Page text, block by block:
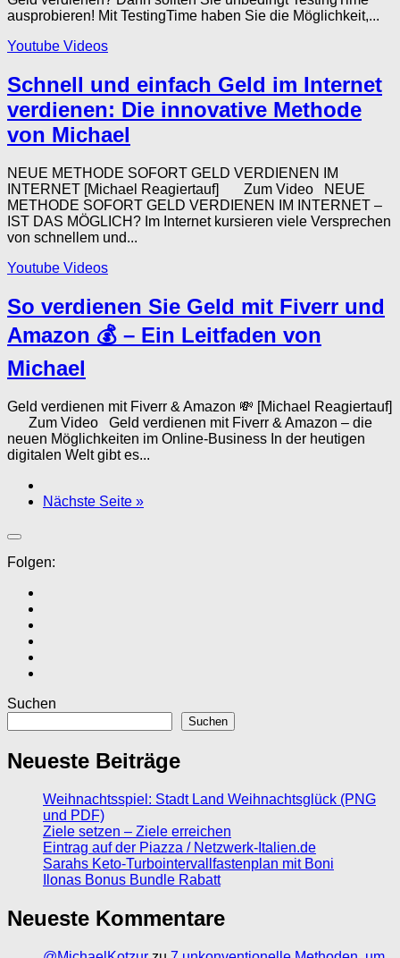
ausprobieren! Mit TestingTime haben Sie die Möglichkeit,...
Youtube Videos
Schnell und einfach Geld im Internet
verdienen: Die innovative Methode
von Michael
NEUE METHODE SOFORT GELD VERDIENEN IM
INTERNET [Michael Reagiertauf] Zum Video NEUE
METHODE SOFORT GELD VERDIENEN IM INTERNET –
IST DAS MÖGLICH? Im Internet kursieren viele Versprechen
von schnellem und...
Youtube Videos
So verdienen Sie Geld mit Fiverr und
Amazon 💰 – Ein Leitfaden von
Michael
Geld verdienen mit Fiverr & Amazon 💸 [Michael Reagiertauf]
Zum Video Geld verdienen mit Fiverr & Amazon – die
neuen Möglichkeiten im Online-Business In der heutigen
digitalen Welt gibt es...
Nächste Seite »
Folgen:
Suchen
Suchen
Neueste Beiträge
Weihnachtsspiel: Stadt Land Weihnachtsglück (PNG
und PDF)
Ziele setzen – Ziele erreichen
Eintrag auf der Piazza / Netzwerk-Italien.de
Sarahs Keto-Turbointervallfastenplan mit Boni
Ilonas Bonus Bundle Rabatt
Neueste Kommentare